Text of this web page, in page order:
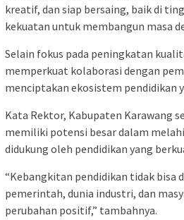
kreatif, dan siap bersaing, baik di
kekuatan untuk membangun masa
Selain fokus pada peningkatan
memperkuat kolaborasi dengan
menciptakan ekosistem pendidikan
Kata Rektor, Kabupaten Karawang
memiliki potensi besar dalam
didukung oleh pendidikan yang
“Kebangkitan pendidikan tidak bisa
pemerintah, dunia industri, dan
perubahan positif,” tambahnya.